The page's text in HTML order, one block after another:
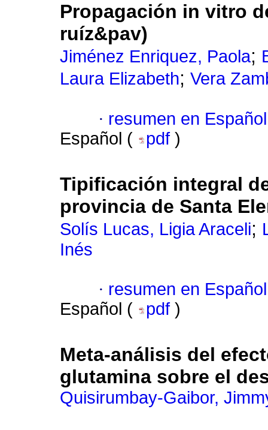
Propagación in vitro
ruíz&pav)
Jiménez Enriquez, Paola;
Laura Elizabeth; Vera
· resumen en Español
Español (
pdf )
Tipificación integral
provincia de Santa
Solís Lucas, Ligia Araceli;
Inés
· resumen en Español
Español (
pdf )
Meta-análisis del
glutamina sobre el
Quisirumbay-Gaibor,